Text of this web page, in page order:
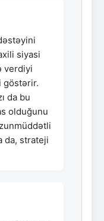
siyasi
verdiyi
göstərir.
da bu
olduğunu
da, strateji